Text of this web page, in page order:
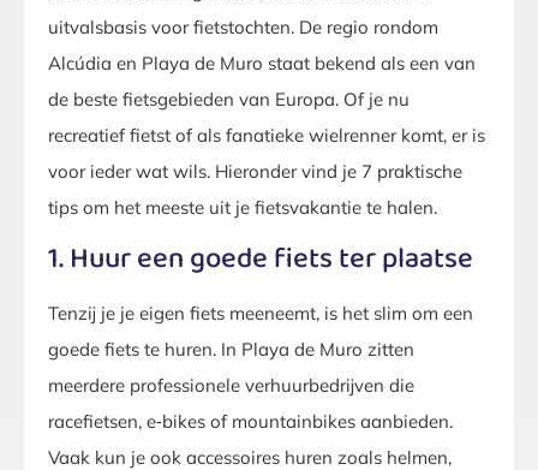
uitvalsbasis voor fietstochten. De regio rondom
Alcúdia en Playa de Muro staat bekend als een van
de beste fietsgebieden van Europa. Of je nu
recreatief fietst of als fanatieke wielrenner komt, er is
voor ieder wat wils. Hieronder vind je 7 praktische
tips om het meeste uit je fietsvakantie te halen.
1. Huur een goede fiets ter plaatse
Tenzij je je eigen fiets meeneemt, is het slim om een
goede fiets te huren. In Playa de Muro zitten
meerdere professionele verhuurbedrijven die
racefietsen, e‑bikes of mountainbikes aanbieden.
Vaak kun je ook accessoires huren zoals helmen,